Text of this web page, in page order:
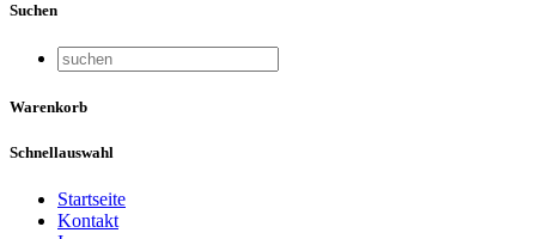
Suchen
Warenkorb
Schnellauswahl
Startseite
Kontakt